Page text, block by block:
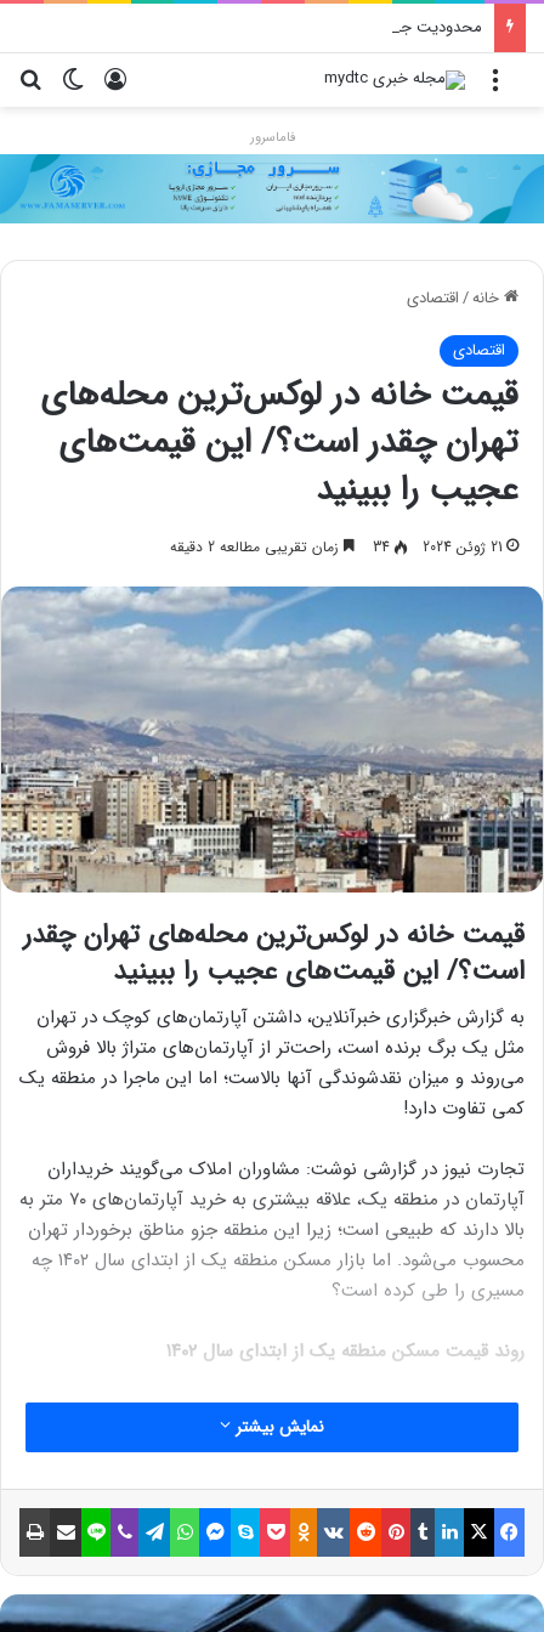
محدودیت جدید اینستاگرام: هر پست فقط پنج هشتگ
تغییر ورود منو
فاماسرور
خانه/اقتصادی
اقتصادی
قیمت خانه در لوکس‌ترین محله‌های
تهران چقدر است؟/ این قیمت‌های
عجیب را ببینید
21 ژوئن 2024 34 زمان تقریبی مطالعه 2 دقیقه
قیمت خانه در لوکس‌ترین محله‌های تهران چقدر
است؟/ این قیمت‌های عجیب را ببینید
به گزارش خبرگزاری خبرآنلاین، داشتن آپارتمان‌های کوچک در تهران
مثل یک برگ برنده است، راحت‌تر از آپارتمان‌های متراژ بالا فروش
می‌روند و میزان نقدشوندگی آنها بالاست؛ اما این ماجرا در منطقه یک
کمی تفاوت دارد!
تجارت نیوز در گزارشی نوشت: مشاوران املاک می‌گویند خریداران
آپارتمان در منطقه یک، علاقه بیشتری به خرید آپارتمان‌های ۷۰ متر به
بالا دارند که طبیعی است؛ زیرا این منطقه جزو مناطق برخوردار تهران
محسوب می‌شود. اما بازار مسکن منطقه یک از ابتدای سال ۱۴۰۲ چه
مسیری را طی کرده است؟
روند قیمت مسکن منطقه یک از ابتدای سال ۱۴۰۲
بر اساس آمار بانک مرکزی متوسط قیمت مسکن منطقه یک سال ۱۴۰۲
را با افزایش حدود ۶.۵ درصد شروع کرده و رشدی بالاتر از متوسط
نوشته های مشابه
چگونه یک نفر را از لیست بیمه
نمایش بیشتر
فیسبوک ایکس لینکداین تامبلر پینتریست Reddit
VKontakte
Odnoklassniki پاکت اسکایپ مسنجر واتس آپ تلگرام وایبر لاین اشتراک گذاری با ایمیل